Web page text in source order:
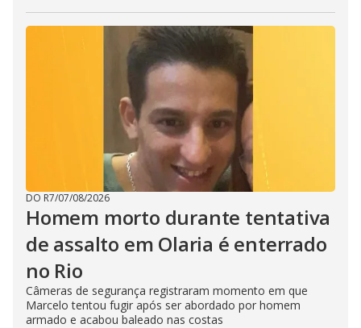
DO R7/07/08/2026
Homem morto durante tentativa
de assalto em Olaria é enterrado
no Rio
Câmeras de segurança registraram momento em que
Marcelo tentou fugir após ser abordado por homem
armado e acabou baleado nas costas